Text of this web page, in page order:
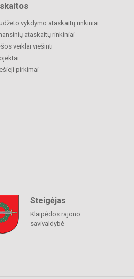
vykdymo ataskaitų rinkiniai
ataskaitų rinkiniai
veiklai viešinti
pirkimai
Steigėjas
Klaipėdos rajono
savivaldybė